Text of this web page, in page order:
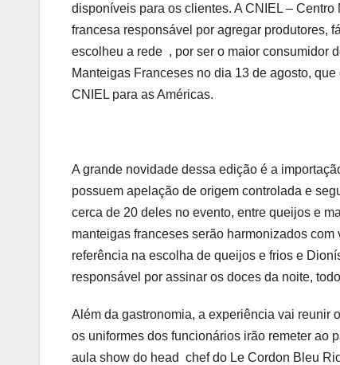
disponíveis para os clientes. A CNIEL –
francesa responsável por agregar produtores,
escolheu a rede , por ser o maior consumidor
Manteigas Franceses no dia 13 de agosto,
CNIEL para as Américas.
A grande novidade dessa edição é a
possuem apelação de origem controlada e
cerca de 20 deles no evento, entre queijos e
manteigas franceses serão harmonizados
referência na escolha de queijos e frios e
responsável por assinar os doces da noite,
Além da gastronomia, a experiência vai reunir
os uniformes dos funcionários irão remeter ao
aula show do head chef do Le Cordon Bleu